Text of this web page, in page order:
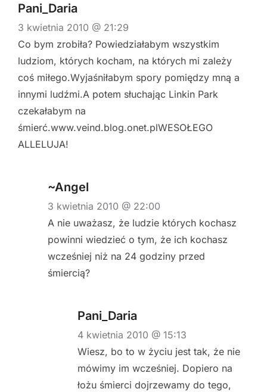
Pani_Daria
3 kwietnia 2010 @ 21:29
Co bym zrobiła? Powiedziałabym wszystkim
ludziom, których kocham, na których mi zależy
coś miłego.Wyjaśniłabym spory pomiędzy mną a
innymi ludźmi.A potem słuchając Linkin Park
czekałabym na
śmierć.www.veind.blog.onet.plWESOŁEGO
ALLELUJA!
~Angel
3 kwietnia 2010 @ 22:00
A nie uważasz, że ludzie których kochasz
powinni wiedzieć o tym, że ich kochasz
wcześniej niż na 24 godziny przed
śmiercią?
Pani_Daria
4 kwietnia 2010 @ 15:13
Wiesz, bo to w życiu jest tak, że nie
mówimy im wcześniej. Dopiero na
łożu śmierci dojrzewamy do tego,